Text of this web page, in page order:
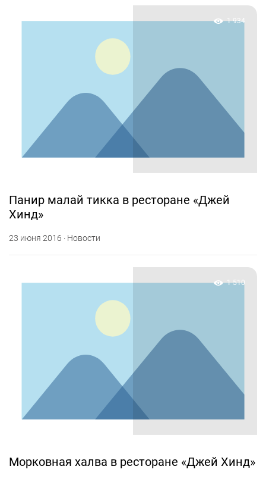
1 934
Панир малай тикка в ресторане «Джей
Хинд»
23 июня 2016 · Новости
1 510
Морковная халва в ресторане «Джей Хинд»